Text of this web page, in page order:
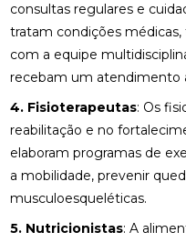
consultas regulares e
tratam condições
com a equipe
recebam um atendimento
4. Fisioterapeutas: Os
reabilitação e no
elaboram programas de
a mobilidade, prevenir
musculoesqueléticas.
5. Nutricionistas: A